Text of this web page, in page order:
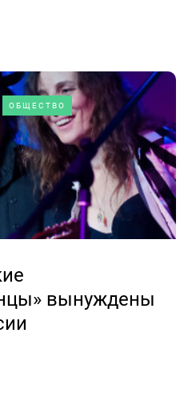
ОБЩЕСТВО
вынуждены